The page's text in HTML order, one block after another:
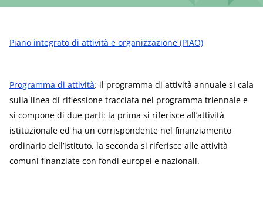
Piano integrato di attività e organizzazione (PIAO)
Programma di attività: il programma di attività annuale si cala
sulla linea di riflessione tracciata nel programma triennale e
si compone di due parti: la prima si riferisce all’attività
istituzionale ed ha un corrispondente nel finanziamento
ordinario dell’istituto, la seconda si riferisce alle attività
comuni finanziate con fondi europei e nazionali.